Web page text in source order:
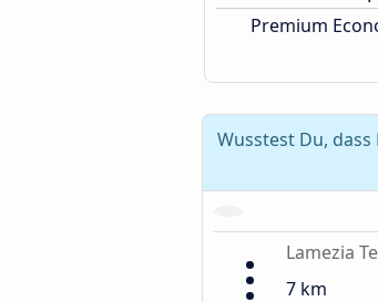
Premium
Wusstest Du,
Lamezia
7 km